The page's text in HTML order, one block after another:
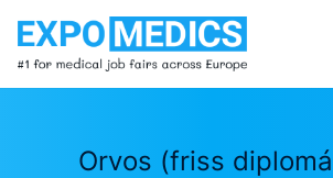
Orvos (friss